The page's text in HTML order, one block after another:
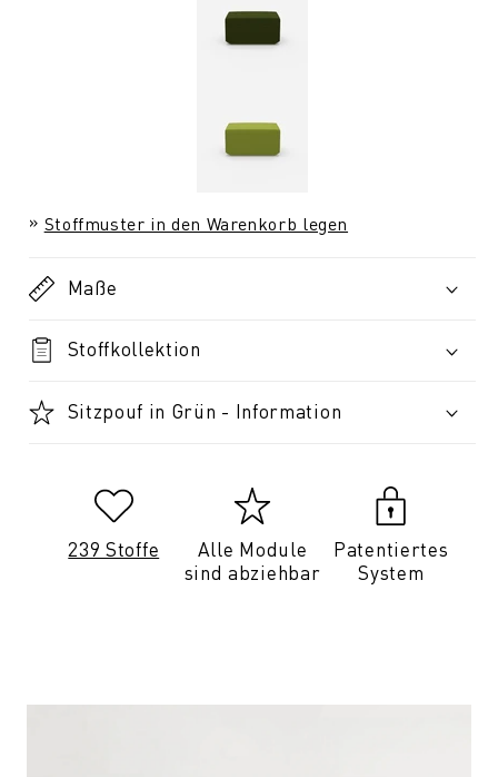
Stoffmuster in den Warenkorb legen
Maße
Stoffkollektion
Sitzpouf in Grün - Information
239 Stoffe
Alle Module
sind abziehbar
Patentiertes
System